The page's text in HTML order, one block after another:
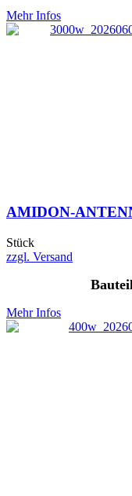
Mehr Infos
AMIDON-
Stück
zzgl. Versand
Mehr Infos